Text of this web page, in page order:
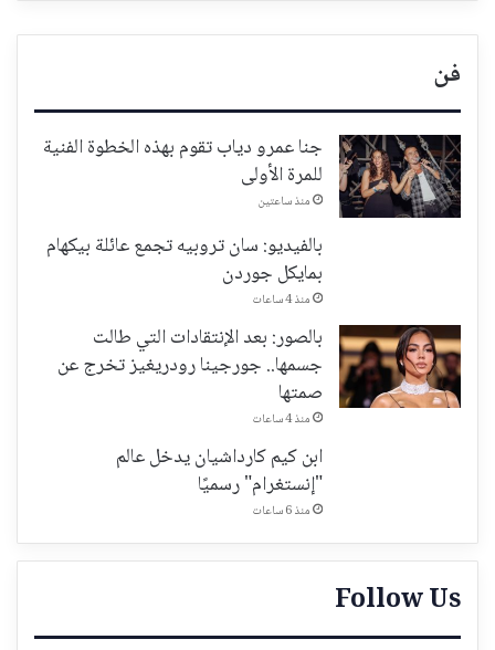
فن
جنا عمرو دياب تقوم بهذه الخطوة الفنية
للمرة الأولى
منذ ساعتين
بالفيديو: سان تروبيه تجمع عائلة بيكهام
بمايكل جوردن
منذ 4 ساعات
بالصور: بعد الإنتقادات التي طالت
جسمها.. جورجينا رودريغيز تخرج عن
صمتها
منذ 4 ساعات
ابن كيم كارداشيان يدخل عالم
"إنستغرام" رسميًا
منذ 6 ساعات
Follow Us